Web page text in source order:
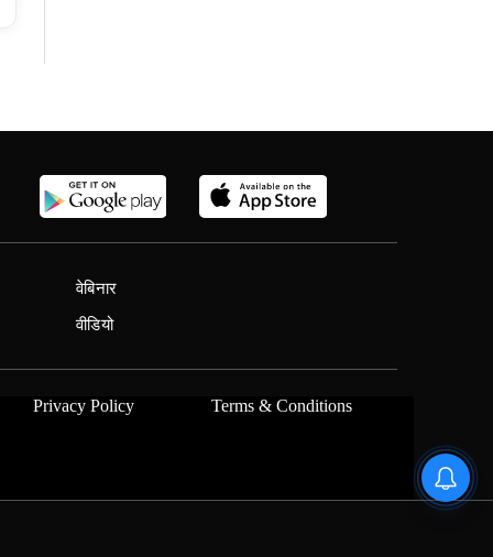
वेबिनार
वीडियो
Privacy Policy Terms & Conditions